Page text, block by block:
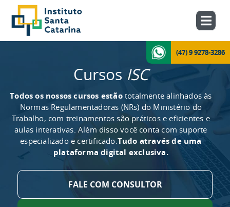
(47) 9 9278-3286
Cursos ISC
Todos os nossos cursos estãototalmente alinhados às
Normas Regulamentadoras (NRs) do Ministério do
Trabalho, com treinamentos são práticos e eficientes e
aulas interativas. Além disso você conta com suporte
especializado e certificado.Tudo através de uma
plataforma digital exclusiva.
FALE COM CONSULTOR